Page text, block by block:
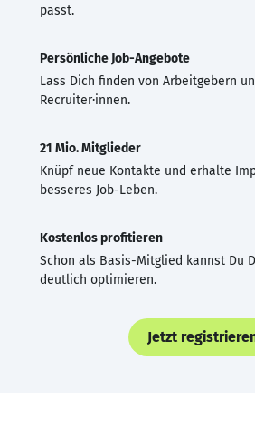
passt.
Persönliche Job-Angebote
Lass Dich finden von Arbeitgebern
Recruiter·innen.
21 Mio. Mitglieder
Knüpf neue Kontakte und erhalte
besseres Job-Leben.
Kostenlos profitieren
Schon als Basis-Mitglied kannst Du
deutlich optimieren.
Jetzt